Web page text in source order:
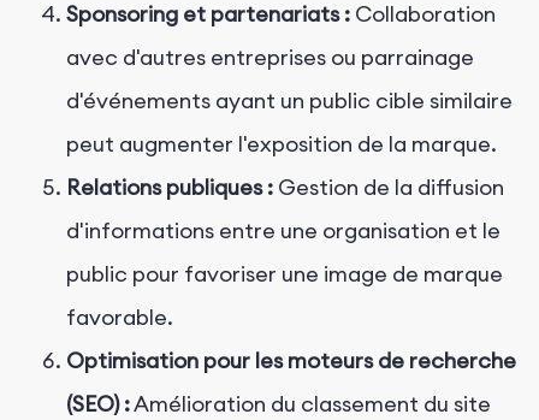
Sponsoring et partenariats : Collaboration
avec d'autres entreprises ou parrainage
d'événements ayant un public cible similaire
peut augmenter l'exposition de la marque.
Relations publiques : Gestion de la diffusion
d'informations entre une organisation et le
public pour favoriser une image de marque
favorable.
Optimisation pour les moteurs de recherche
(SEO) :Amélioration du classement du site